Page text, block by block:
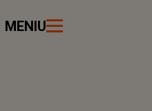
MENIU